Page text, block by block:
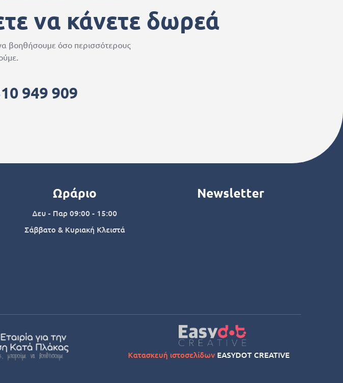
να κάνετε δωρεά
βοηθήσουμε όσο περισσότερους
949 909
Ωράριο
Δευ - Παρ 09:00 - 15:00
Σάββατο & Κυριακή Κλειστά
Newsletter
Κατασκευή ιστοσελίδωνEASYDOT CREATIVE